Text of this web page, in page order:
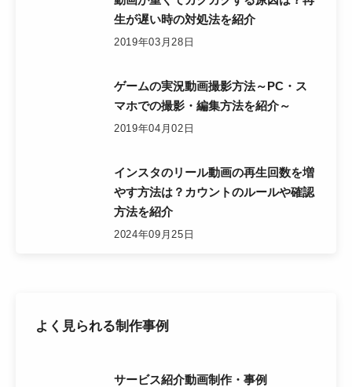
生が遅い時の対処法を紹介
2019年03月28日
ゲームの実況動画撮影方法～PC・ス
マホでの撮影・編集方法を紹介～
2019年04月02日
インスタのリール動画の再生回数を増
やす方法は？カウントのルールや確認
方法を紹介
2024年09月25日
よく見られる制作事例
サービス紹介動画制作・事例